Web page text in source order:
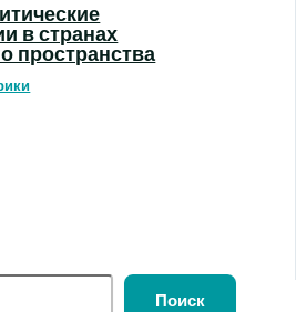
в странах
пространства
Поиск